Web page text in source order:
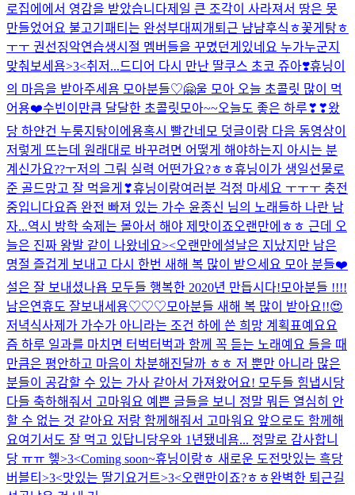
로집에에서 영감을 받았습니다제일 큰 조각이 사라져서 땅은 못
만들었어요 불고기패티는 완성부대찌개 퇴근 냠냠후식 ㅎ꽃게탕ㅎ
ㅜㅜ 권선징악연습생시절 멤버들을 꾸몄던게있네요 누가누군지
맞춰보세욤>3<취저...드디어 다시 만난 딸쿠스 초코 쥬아❣️휴닝이
의 마음을 받아주세욤 모아분들♡🤗울 모아 오늘 초콜릿 많이 먹
어용❤️수빈이만큼 달달한 초콜릿 모아~~오늘도 좋은 하루❣❣왔
당 하얀건 누룽지탕이에용혹시 빨간네모 덧글이랑 다음 동영상이
저렇게 뜨는데 원래대로 바꾸려면 어떻게 해야하는지 아시는 분
계신가요??ㅜ저의 그림 실력 어떤가요?ㅎㅎ휴닝이가 생일선물로
준 골드망고 잘 먹을게❣휴닝이랑여러분 걱정 마세요 ㅜㅜㅜ 충전
중입니다요즘 완전 빠져 있는 가수 윤종신 님의 노래들하 나란 남
자...역시 방학 숙제는 몰아서 해야 제맛이죠오랜만에ㅎㅎ 근데 오
늘은 진짜 왕발 같이 나왔네요><오랜만에 설날은 지났지만 남은
명절 즐겁게 보내고 다시 한번 새해 복 많이 받으세요 모아 분들❤️
설은 잘 보내셨나욥 모두들 행복한 2020년 만듭시다!모아분들 !!!!
남은연휴도 잘보내세용♡♡♡모아분들 새해 복 많이 받아요!!😍
저녁식사제가 가수가 아니라는 조건 하에 쓴 희망 계획표예요 요
즘 하루 일과를 마치면 터벅터벅과 함께 꼭 듣는 노래예요 들을 때
만큼은 평안하고 마음이 차분해진달까 ㅎㅎ 저 뿐만 아니라 많은
분들이 공감할 수 있는 가사 같아서 가져왔어요! 모두들 힘냅시당
다들 축하해줘서 고마워요 예쁜 글들을 보니 정말 뭐든 열심히 안
할 수 없는 것 같아요 저랑 함께해줘서 고마워요 앞으로도 함께해
요여기서도 잘 먹고 있답니당우와 1년됐네욤... 정말로 감사합니
당 ㅠㅠ 헿>3<Coming soon~휴닝이랑ㅎ 새로운 도전맛있는 흑당
버블티>3<맛있는 딸기요거트>3<오랜만이죠?ㅎㅎ완벽한 퇴근길